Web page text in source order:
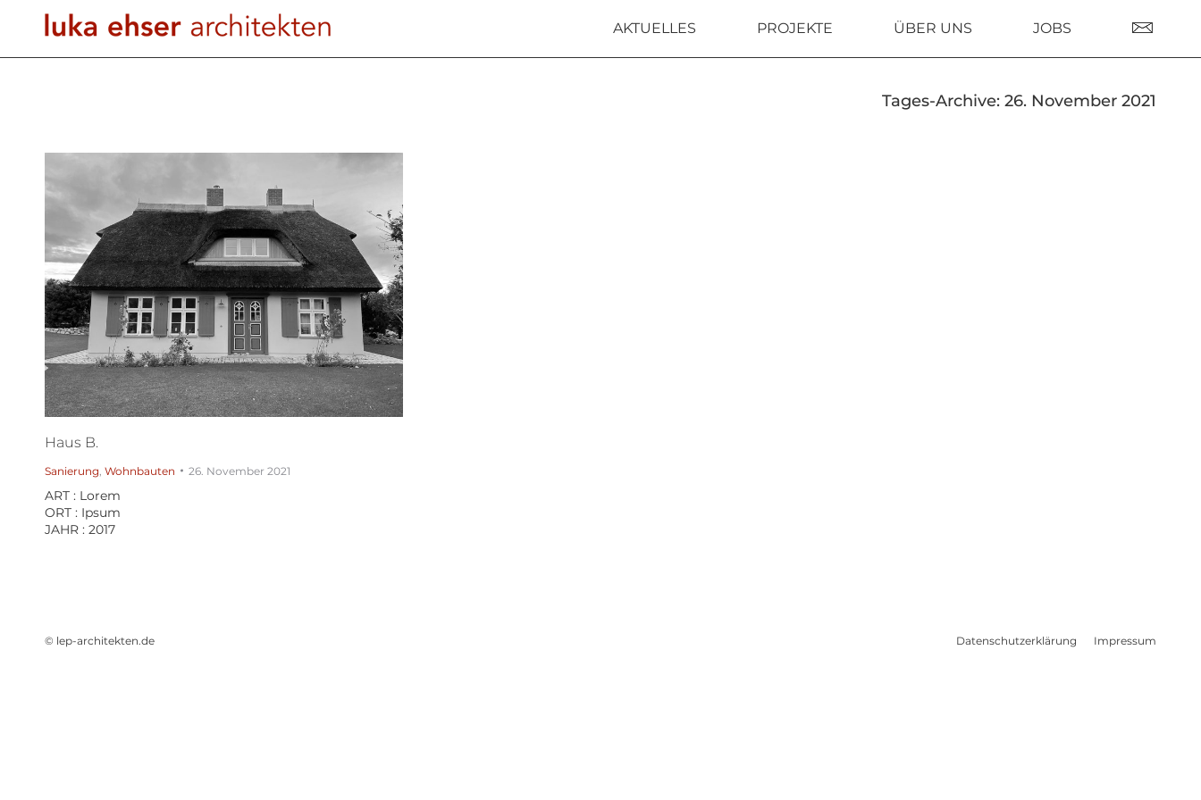
AKTUELLES PROJEKTE ÜBER UNS JOBS
Tages-Archive: 26. November 2021
Haus B.
Sanierung Wohnbauten 26. November 2021
ART : Lorem
ORT : Ipsum
JAHR : 2017
© lep-architekten.de Datenschutzerklärung Impressum